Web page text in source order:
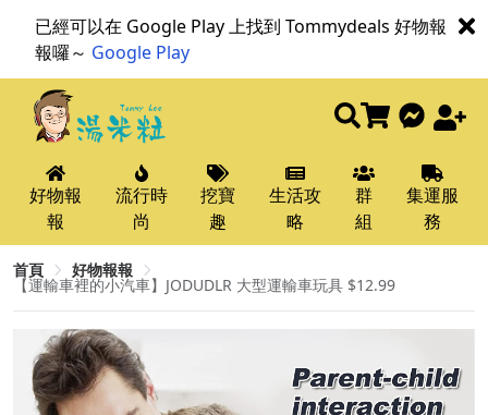
已經可以在 Google Play 上找到 Tommydeals 好物報
報囉～ Google Play
好物報
報
流行時
尚
挖寶
趣
生活攻
略
群
組
集運服
務
首頁 好物報報
【運輸車裡的小汽車】JODUDLR 大型運輸車玩具 $12.99